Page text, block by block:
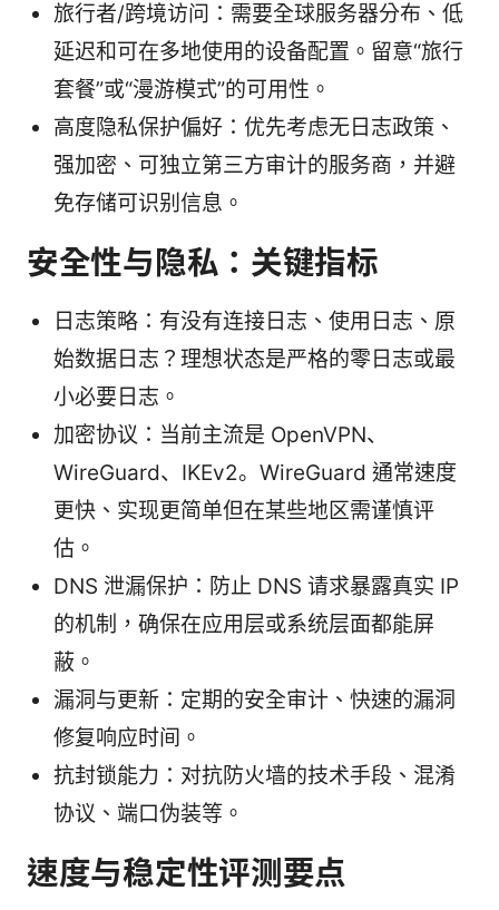
旅行者/跨境访问：需要全球服务器分布、低
延迟和可在多地使用的设备配置。留意“旅行
套餐”或“漫游模式”的可用性。
高度隐私保护偏好：优先考虑无日志政策、
强加密、可独立第三方审计的服务商，并避
免存储可识别信息。
安全性与隐私：关键指标
日志策略：有没有连接日志、使用日志、原
始数据日志？理想状态是严格的零日志或最
小必要日志。
加密协议：当前主流是 OpenVPN、
WireGuard、IKEv2。WireGuard 通常速度
更快、实现更简单但在某些地区需谨慎评
估。
DNS 泄漏保护：防止 DNS 请求暴露真实 IP
的机制，确保在应用层或系统层面都能屏
蔽。
漏洞与更新：定期的安全审计、快速的漏洞
修复响应时间。
抗封锁能力：对抗防火墙的技术手段、混淆
协议、端口伪装等。
速度与稳定性评测要点